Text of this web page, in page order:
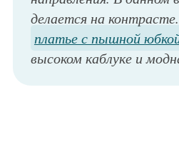
делается на
платье с пышной
высоком каблуке и